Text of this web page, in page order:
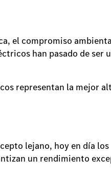
el compromiso
han pasado de ser
representan la mejor
lejano, hoy en día los
un rendimiento